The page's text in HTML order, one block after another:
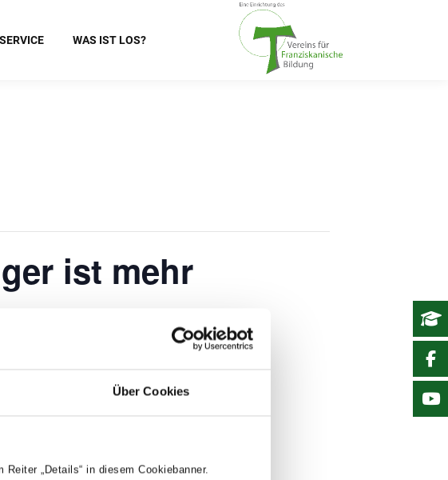
Über Cookies
Reiter „Details“ in diesem Cookiebanner.
WAS IST LOS?
ist mehr